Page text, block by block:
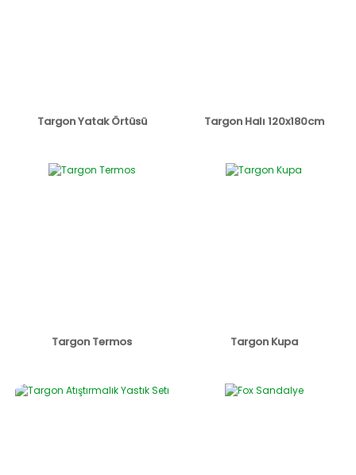
Targon Yatak Örtüsü Targon Halı 120x180cm
Targon Termos Targon Kupa